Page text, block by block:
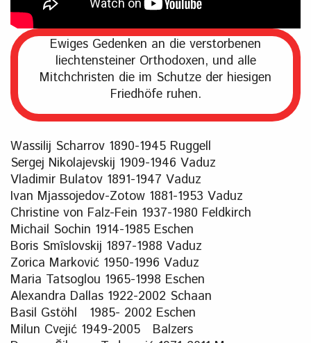
Ewiges Gedenken an die verstorbenen
liechtensteiner Orthodoxen, und alle
Mitchchristen die im Schutze der hiesigen
Friedhöfe ruhen.
Wassilij Scharrov 1890-1945 Ruggell
Sergej Nikolajevskij 1909-1946 Vaduz
Vladimir Bulatov 1891-1947 Vaduz
Ivan Mjassojedov-Zotow 1881-1953 Vaduz
Christine von Falz-Fein 1937-1980 Feldkirch
Michail Sochin 1914-1985 Eschen
Boris Smîslovskij 1897-1988 Vaduz
Zorica Marković 1950-1996 Vaduz
Maria Tatsoglou 1965-1998 Eschen
Alexandra Dallas 1922-2002 Schaan
Basil Gstöhl 1985- 2002 Eschen
Milun Cvejić 1949-2005 Balzers